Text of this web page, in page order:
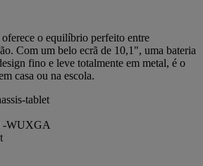
o equilíbrio perfeito entre
Com um belo ecrã de 10,1", uma bateria
fino e leve totalmente em metal, é o
casa ou na escola.